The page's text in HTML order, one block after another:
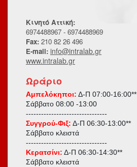
Κινητό Αττική:
6974488967 - 6974488969
Fax: 210 82 26 496
E-mail: info@intralab.gr
www.intralab.gr
Ωράριο
Αμπελόκηποι: Δ-Π 07:00-16:00**
Σάββατο 08:00 -13:00
--------------------------------
Συγγρού-Φιξ: Δ-Π 06:30-13:00**
Σάββατο κλειστά
--------------------------------
Κερατσίνι: Δ-Π 06:30-14:30**
Σάββατο κλειστά